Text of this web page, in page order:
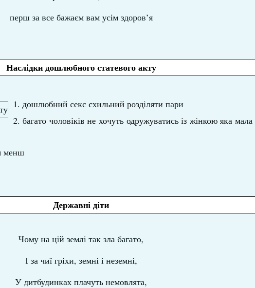
перш за все бажаєм вам усім здоров’я
Наслідки дошлюбного статевого акту
дошлюбний секс схильний розділяти пари
багато чоловіків не хочуть одружуватись із жінкою яка
менш
Державні діти
Чому на цій землі так зла багато,
І за чиї гріхи, земні і неземні,
У дитбудинках плачуть немовлята,